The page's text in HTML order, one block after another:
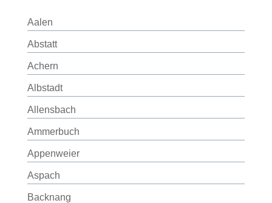
Aalen
Abstatt
Achern
Albstadt
Allensbach
Ammerbuch
Appenweier
Aspach
Backnang